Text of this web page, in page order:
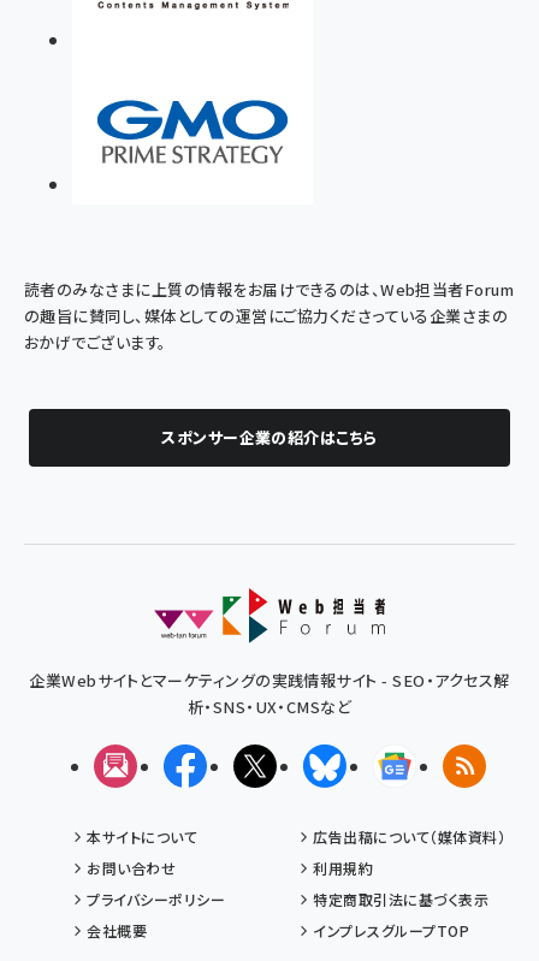
読者のみなさまに上質の情報をお届けできるのは、Web担当者Forum
の趣旨に賛同し、媒体としての運営にご協力くださっている企業さまの
おかげでございます。
スポンサー企業の紹介はこちら
企業Webサイトとマーケティングの実践情報サイト - SEO・アクセス解
析・SNS・UX・CMSなど
メルマガFacebookX(エックス)BlueskyGoogleニュ
RSS
本サイトについて
広告出稿について（媒体資料）
お問い合わせ
利用規約
プライバシーポリシー
特定商取引法に基づく表示
会社概要
インプレスグループTOP